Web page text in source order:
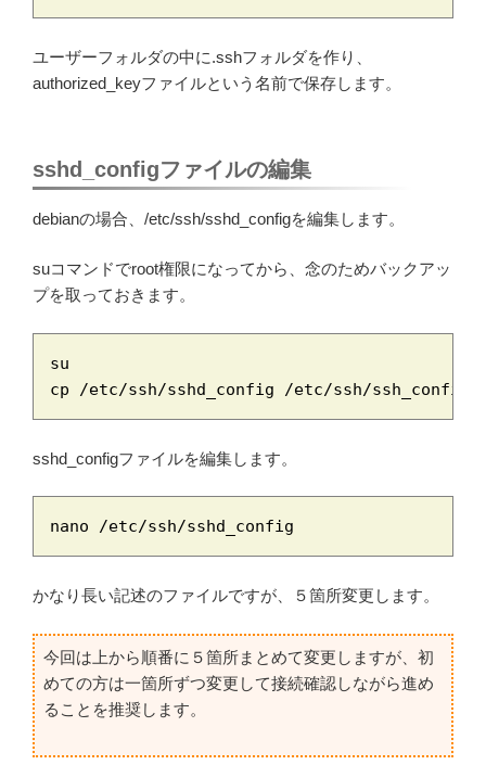
ユーザーフォルダの中に.sshフォルダを作り、
authorized_keyファイルという名前で保存します。
sshd_configファイルの編集
debianの場合、/etc/ssh/sshd_configを編集します。
suコマンドでroot権限になってから、念のためバックアッ
プを取っておきます。
su
cp /etc/ssh/sshd_config /etc/ssh/
sshd_configファイルを編集します。
nano /etc/ssh/sshd_config
かなり長い記述のファイルですが、５箇所変更します。
今回は上から順番に５箇所まとめて変更しますが、初
めての方は一箇所ずつ変更して接続確認しながら進め
ることを推奨します。